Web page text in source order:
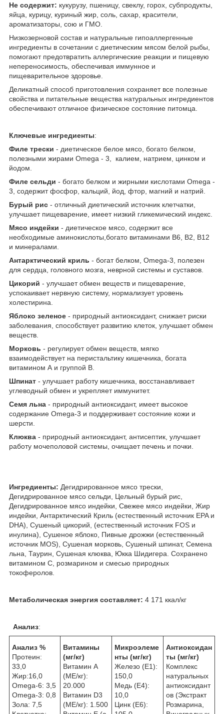
Не содержит: кукурузу, пшеницу, свеклу, горох, субпродукты,
яйца, курицу, куриный жир, соль, сахар, красители,
ароматизаторы, сою и ГМО.
Низкозерновой состав и натуральные гипоаллергенные
ингредиенты в сочетании с диетическим мясом белой рыбы,
помогают предотвратить аллергические реакции и пищевую
непереносимость, обеспечивая иммунное и
пищеварительное здоровье.
Деликатный способ приготовления сохраняет все полезные
свойства и питательные вещества натуральных ингредиентов
обеспечивают отличное физическое состояние питомца.
Ключевые ингредиенты:
Филе трески - диетическое белое мясо, богато белком,
полезными жирами Omega - 3, калием, натрием, цинком и
йодом.
Филе сельди - богато белком и жирными кислотами Omega -
3, содержит фосфор, кальций, йод, фтор, магний и натрий.
Бурый рис - отличный диетический источник клетчатки,
улучшает пищеварение, имеет низкий гликемический индекс.
Мясо индейки - диетическое мясо, содержит все
необходимые аминокислоты,богато витаминами В6, В2, В12
и минералами.
Антарктический криль - богат белком, Omega-3, полезен
для сердца, головного мозга, неврной системы и суставов.
Цикорий - улучшает обмен веществ и пищеварение,
успокаивает нервную систему, нормализует уровень
холестирина.
Яблоко зеленое - природный антиоксидант, снижает риски
заболевания, способствует развитию клеток, улучшает обмен
веществ.
Морковь - регулирует обмен веществ, мягко
взаимодействует на перистальтику кишечника, богата
витамином А и группой В.
Шпинат - улучшает работу кишечника, восстанавливает
углеводный обмен и укрепляет иммунитет.
Семя льна - природный антиоксидант, имеет высокое
содержание Omega-3 и поддерживает состояние кожи и
шерсти.
Клюква - природный антиоксидант, антисептик, улучшает
работу мочеполовой системы, очищает печень и почки.
Ингредиенты: Дегидрированное мясо трески,
Дегидрированное мясо сельди, Цельный бурый рис,
Дегидрированное мясо индейки, Свежее мясо индейки, Жир
индейки, Антарктический Криль (естественный источник EPA и
DHA), Сушеный цикорий, (естественный источник FOS и
инулина), Сушеное яблоко, Пивные дрожжи (естественный
источник MOS), Сушеная морковь, Сушеный шпинат, Семена
льна, Таурин, Сушеная клюква, Юкка Шидигера. Сохранено
витамином С, розмарином и смесью природных
токоферолов.
Метаболическая энергия составляет: 4 171 ккал/кг
Анализ:
Анализ %
Протеин:
33,0
Жир:16,0
Omega-6: 3,5
Omega-3: 0,8
Зола: 7,5
Витамины
(мг/кг)
Витамин A
(МЕ/кг):
20.000
Витамин D3
(МЕ/кг): 1.500
Микроэлеме
нты (мг/кг)
Железо (E1):
150,0
Медь (Е4):
10,0
Цинк (E6):
Антиоксидан
ты (мг/кг)
Комплекс
натуральных
антиоксидант
ов (Экстракт
Розмарина,